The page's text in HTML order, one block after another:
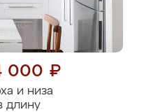
000 ₽
и низа
длину